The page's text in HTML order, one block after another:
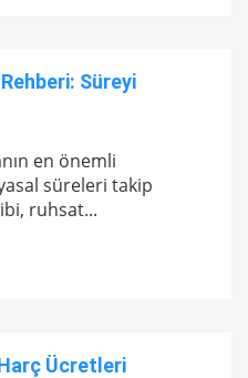
Süreyi
en önemli
süreleri takip
ruhsat...
Harç Ücretleri